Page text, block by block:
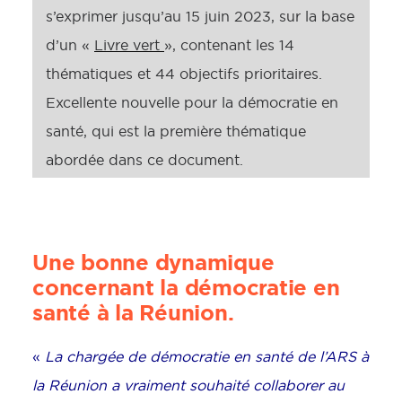
s’exprimer jusqu’au 15 juin 2023, sur la base
d’un « Livre vert », contenant les 14
thématiques et 44 objectifs prioritaires.
Excellente nouvelle pour la démocratie en
santé, qui est la première thématique
abordée dans ce document.
Une bonne dynamique
concernant la démocratie en
santé à la Réunion.
« La chargée de démocratie en santé de l’ARS à
la Réunion a vraiment souhaité collaborer au